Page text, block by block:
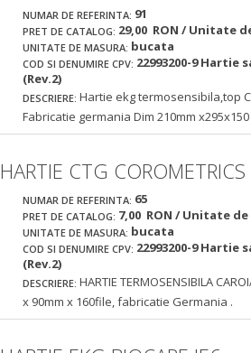
NUMAR DE REFERINTA: 91
PRET DE CATALOG: 29,00 RON / Unitate
UNITATE DE MASURA: bucata
COD SI DENUMIRE CPV: 22993200-9
(Rev.2)
DESCRIERE: Hartie ekg termosensibila,top
Fabricatie germania Dim 210mm
HARTIE CTG
NUMAR DE REFERINTA: 65
PRET DE CATALOG: 7,00 RON / Unitate
UNITATE DE MASURA: bucata
COD SI DENUMIRE CPV: 22993200-9
(Rev.2)
DESCRIERE: HARTIE TERMOSENSIBILA
x 90mm x 160file, fabricatie Germania .